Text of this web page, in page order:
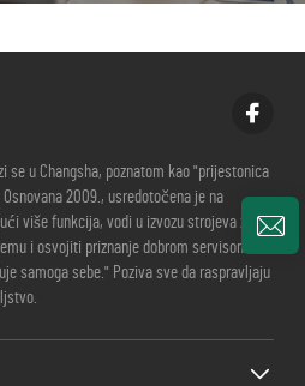
se u Changsha, poznatom kao "prijestonica
2009., usredotočena je na
više funkcija, vodi u izvozu strojeva za
i osvojiti priznanje dobrom servisom.
samoga sebe." Poziva sve da raspravljaju